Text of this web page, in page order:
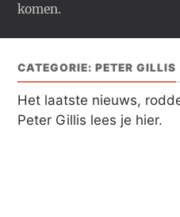
komen.
CATEGORIE:PETER GILLIS
Het laatste nieuws,
Peter Gillis lees je hier.